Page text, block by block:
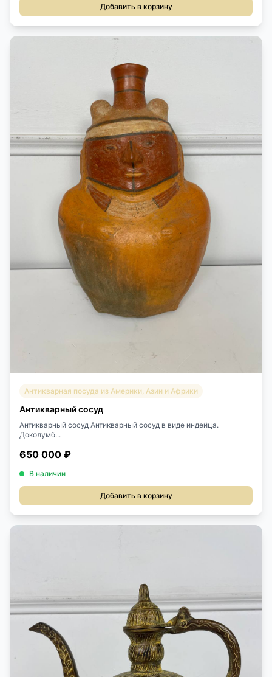
Добавить в корзину
Антикварная посуда из Америки, Азии и Африки
Антикварный сосуд
Антикварный сосуд Антикварный сосуд в виде индейца.
Доколумб...
650 000 ₽
В наличии
Добавить в корзину